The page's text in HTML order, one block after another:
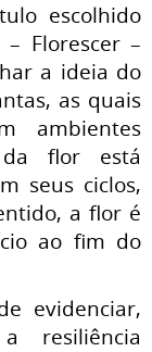
escolhido
Florescer –
a ideia do
as quais
ambientes
da flor está
seus ciclos,
a flor é
ao fim do
evidenciar,
resiliência